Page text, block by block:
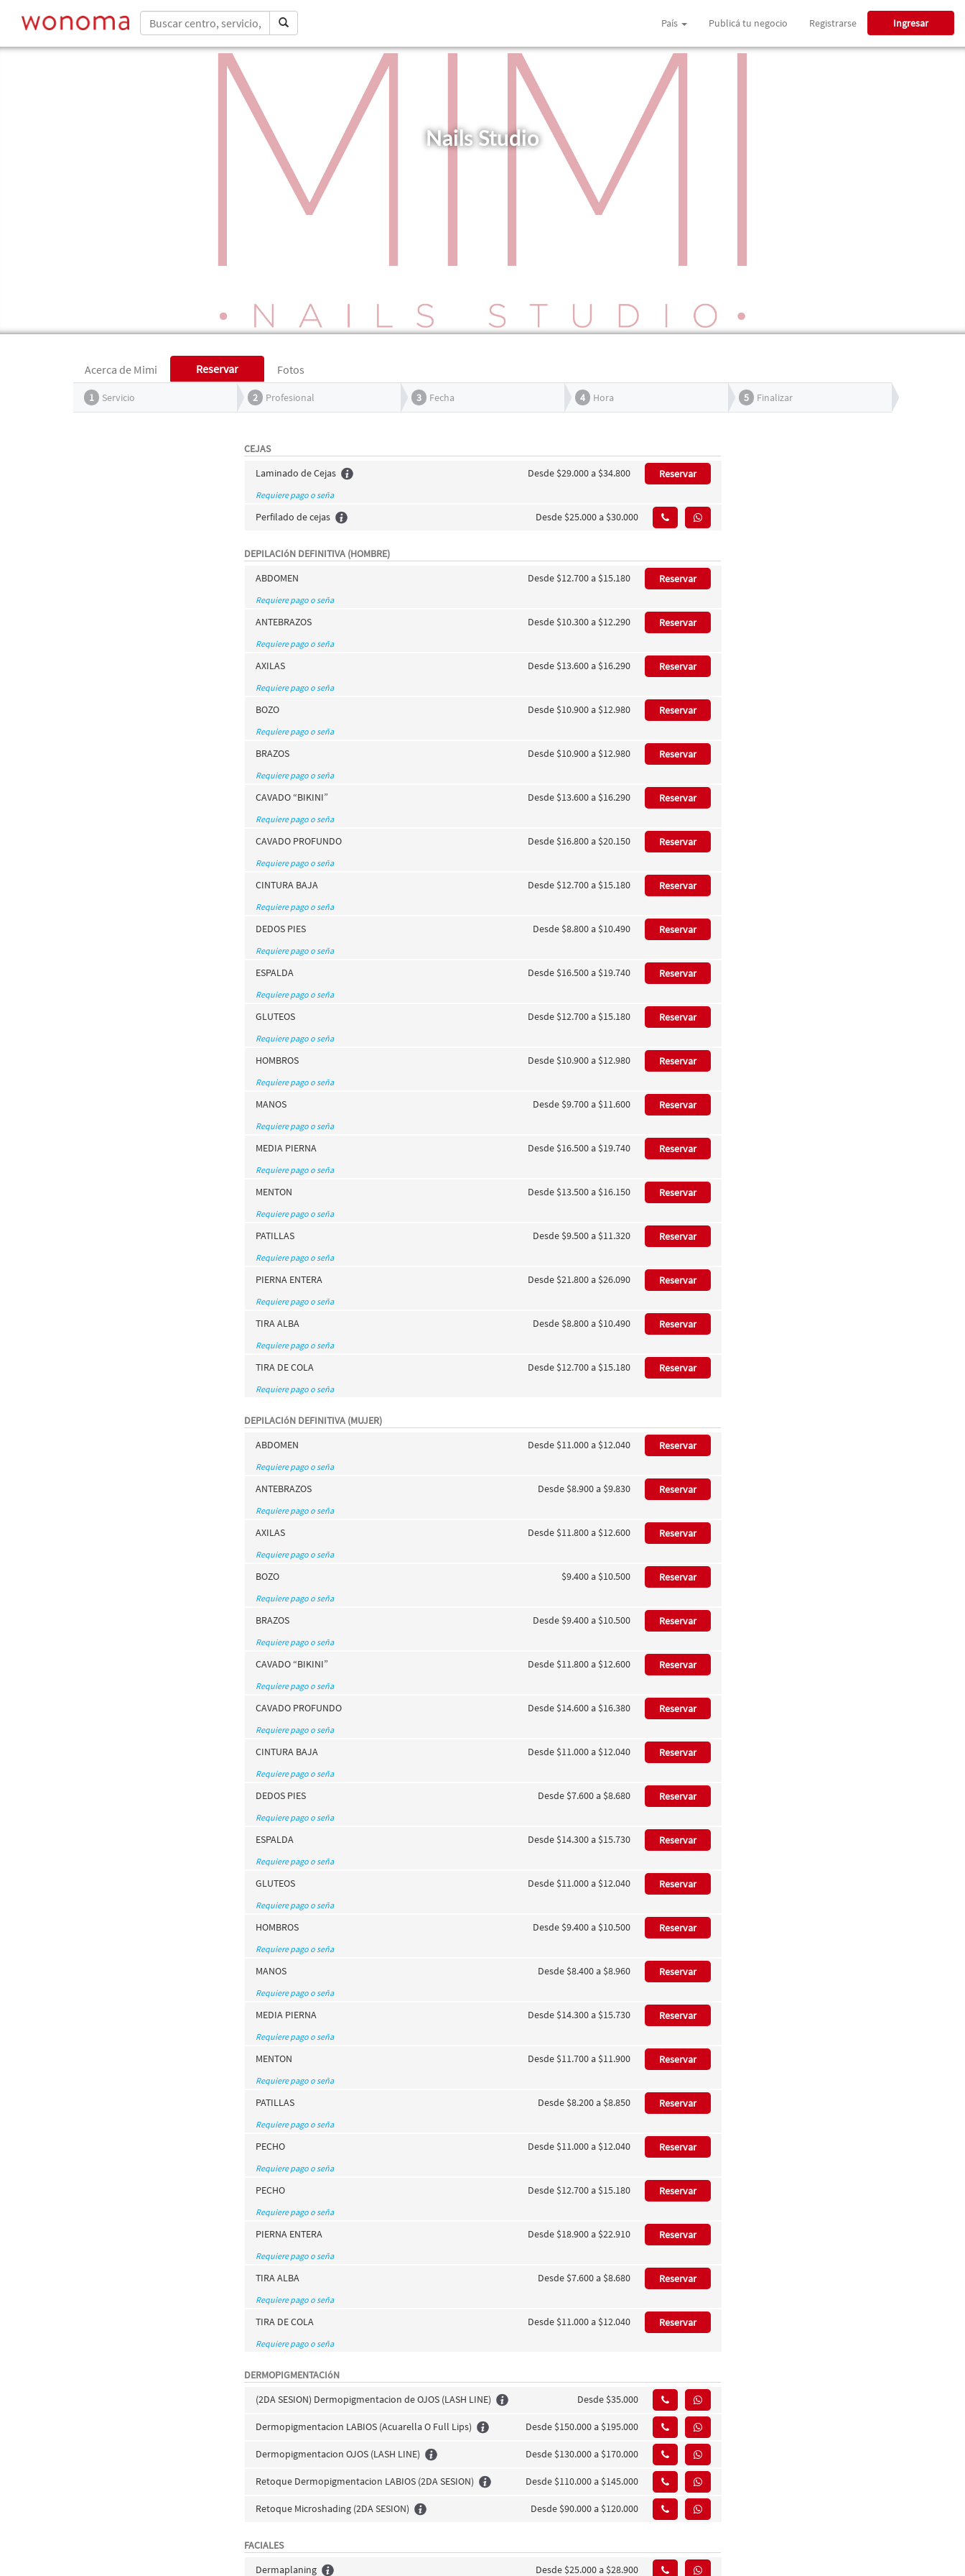
País Publicá tu negocio Registrarse Ingresar
Nails Studio
Acerca de Mimi Reservar Fotos
1 Servicio 2 Profesional 3 Fecha 4 Hora 5 Finalizar
CEJAS
Laminado de Cejas
Desde $29.000 a $34.800 Reservar
Requiere pago o seña
Perfilado de cejas Desde $25.000 a $30.000
DEPILACIóN DEFINITIVA (HOMBRE)
ABDOMEN
Desde $12.700 a $15.180 Reservar
Requiere pago o seña
ANTEBRAZOS Desde $10.300 a $12.290 Reservar
Requiere pago o seña
AXILAS Desde $13.600 a $16.290 Reservar
Requiere pago o seña
BOZO Desde $10.900 a $12.980 Reservar
Requiere pago o seña
BRAZOS Desde $10.900 a $12.980 Reservar
Requiere pago o seña
CAVADO “BIKINI” Desde $13.600 a $16.290 Reservar
Requiere pago o seña
CAVADO PROFUNDO Desde $16.800 a $20.150 Reservar
Requiere pago o seña
CINTURA BAJA Desde $12.700 a $15.180 Reservar
Requiere pago o seña
DEDOS PIES Desde $8.800 a $10.490 Reservar
Requiere pago o seña
ESPALDA Desde $16.500 a $19.740 Reservar
Requiere pago o seña
GLUTEOS Desde $12.700 a $15.180 Reservar
Requiere pago o seña
HOMBROS Desde $10.900 a $12.980 Reservar
Requiere pago o seña
MANOS Desde $9.700 a $11.600 Reservar
Requiere pago o seña
MEDIA PIERNA Desde $16.500 a $19.740 Reservar
Requiere pago o seña
MENTON Desde $13.500 a $16.150 Reservar
Requiere pago o seña
PATILLAS Desde $9.500 a $11.320 Reservar
Requiere pago o seña
PIERNA ENTERA Desde $21.800 a $26.090 Reservar
Requiere pago o seña
TIRA ALBA Desde $8.800 a $10.490 Reservar
Requiere pago o seña
TIRA DE COLA Desde $12.700 a $15.180 Reservar
Requiere pago o seña
DEPILACIóN DEFINITIVA (MUJER)
ABDOMEN
Desde $11.000 a $12.040 Reservar
Requiere pago o seña
ANTEBRAZOS Desde $8.900 a $9.830 Reservar
Requiere pago o seña
AXILAS Desde $11.800 a $12.600 Reservar
Requiere pago o seña
BOZO $9.400 a $10.500 Reservar
Requiere pago o seña
BRAZOS Desde $9.400 a $10.500 Reservar
Requiere pago o seña
CAVADO “BIKINI” Desde $11.800 a $12.600 Reservar
Requiere pago o seña
CAVADO PROFUNDO Desde $14.600 a $16.380 Reservar
Requiere pago o seña
CINTURA BAJA Desde $11.000 a $12.040 Reservar
Requiere pago o seña
DEDOS PIES Desde $7.600 a $8.680 Reservar
Requiere pago o seña
ESPALDA Desde $14.300 a $15.730 Reservar
Requiere pago o seña
GLUTEOS Desde $11.000 a $12.040 Reservar
Requiere pago o seña
HOMBROS Desde $9.400 a $10.500 Reservar
Requiere pago o seña
MANOS Desde $8.400 a $8.960 Reservar
Requiere pago o seña
MEDIA PIERNA Desde $14.300 a $15.730 Reservar
Requiere pago o seña
MENTON Desde $11.700 a $11.900 Reservar
Requiere pago o seña
PATILLAS Desde $8.200 a $8.850 Reservar
Requiere pago o seña
PECHO Desde $11.000 a $12.040 Reservar
Requiere pago o seña
PECHO Desde $12.700 a $15.180 Reservar
Requiere pago o seña
PIERNA ENTERA Desde $18.900 a $22.910 Reservar
Requiere pago o seña
TIRA ALBA Desde $7.600 a $8.680 Reservar
Requiere pago o seña
TIRA DE COLA Desde $11.000 a $12.040 Reservar
Requiere pago o seña
DERMOPIGMENTACIóN
(2DA SESION) Dermopigmentacion de OJOS (LASH LINE)
Desde $35.000
Dermopigmentacion LABIOS (Acuarella O Full Lips) Desde $150.000 a $195.000
Dermopigmentacion OJOS (LASH LINE) Desde $130.000 a $170.000
Retoque Dermopigmentacion LABIOS (2DA SESION) Desde $110.000 a $145.000
Retoque Microshading (2DA SESION) Desde $90.000 a $120.000
FACIALES
Dermaplaning
Desde $25.000 a $28.900